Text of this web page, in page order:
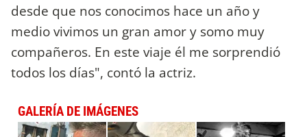
desde que nos conocimos hace un año y
medio vivimos un gran amor y somo muy
compañeros. En este viaje él me sorprendió
todos los días", contó la actriz.
GALERÍA DE IMÁGENES